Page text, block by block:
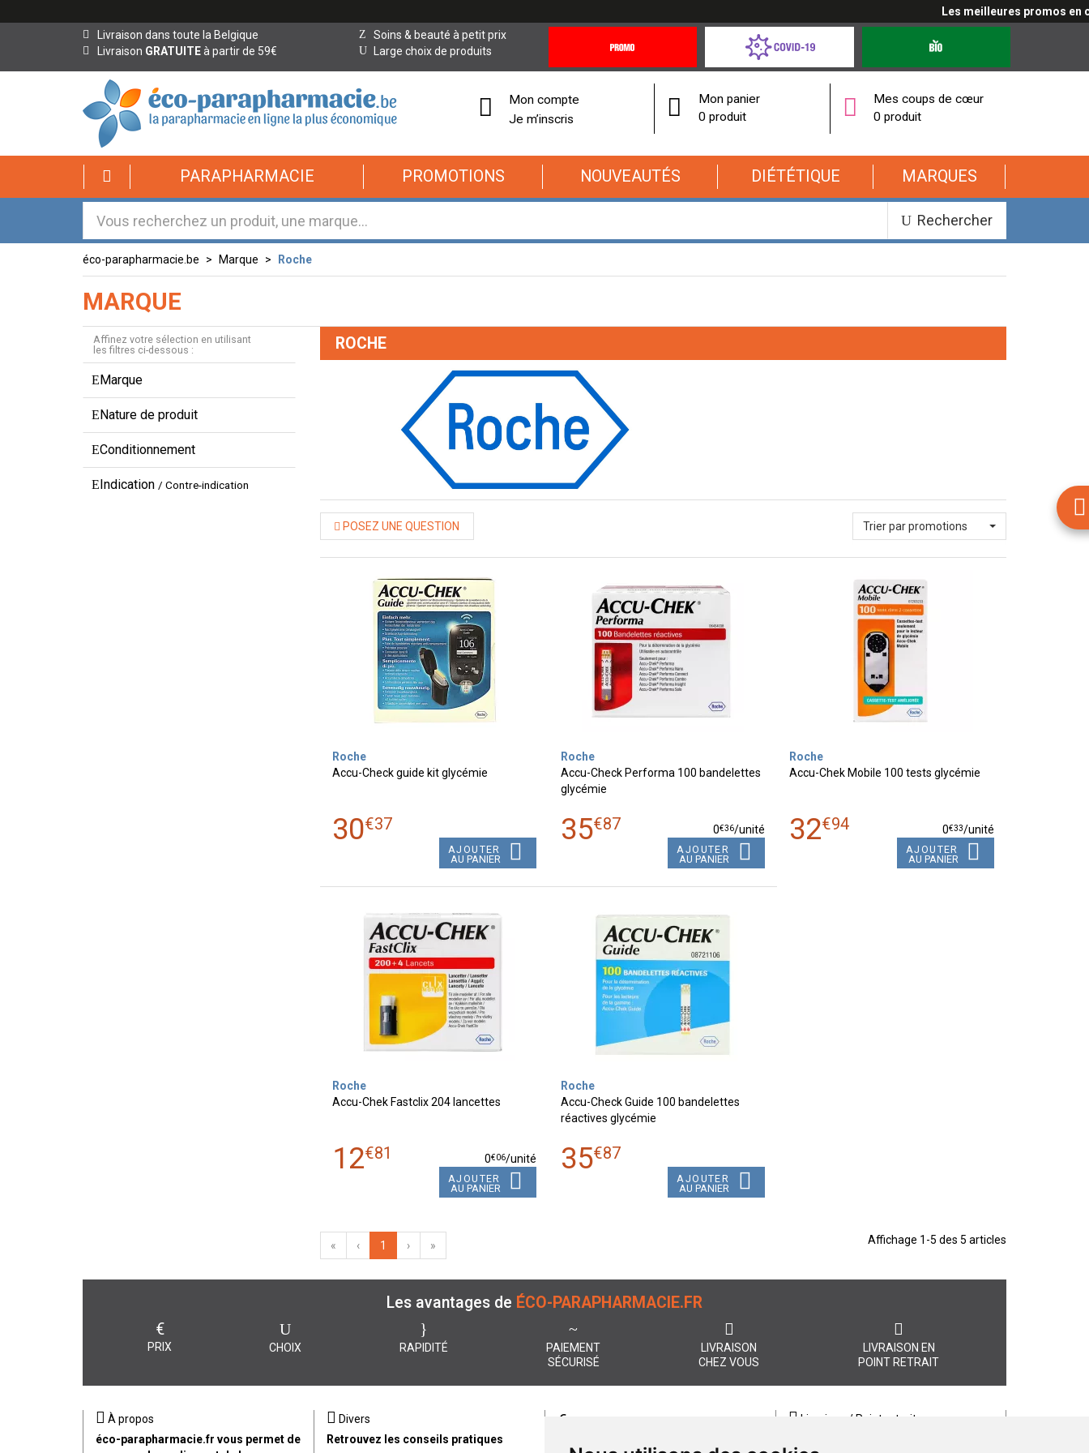
Les meilleures promos en
Livraison dans toute la Belgique
Livraison GRATUITEà partir de 59€
Soins & beauté à petit prix
Large choix de produits
Offres
Coronavirus
éco-
parapharmacie.fr
éco-
parapharmacie.fr
Mon compte
Je m’inscris
Mon panier
0 produit
Mes coups de cœur
0 produit
PARAPHARMACIE PROMOTIONS NOUVEAUTÉS DIÉTÉTIQUE MARQUES
Rechercher
éco-parapharmacie.be Marque Roche
MARQUE
Affinez votre sélection en utilisant
les filtres ci-dessous :
Marque
Nature de produit
Conditionnement
Indication / Contre-indication
ROCHE
POSEZ UNE QUESTION Trier par promotions
Roche
Accu-Check guide kit glycémie
30€37
AJOUTER
AU PANIER
Roche
Accu-Check Performa 100 bandelettes
glycémie
35€87 0€36/unité
AJOUTER
AU PANIER
Roche
Accu-Chek Mobile 100 tests glycémie
32€94 0€33/unité
AJOUTER
AU PANIER
Roche
Accu-Chek Fastclix 204 lancettes
12€81 0€06/unité
AJOUTER
AU PANIER
Roche
Accu-Check Guide 100 bandelettes
réactives glycémie
35€87
AJOUTER
AU PANIER
« ‹ 1 › » Affichage 1-5 des 5 articles
Les avantages de ÉCO-PARAPHARMACIE.FR
€
PRIX CHOIX RAPIDITÉ
PAIEMENT
SÉCURISÉ
LIVRAISON
CHEZ VOUS
LIVRAISON EN
POINT RETRAIT
À propos
éco-parapharmacie.fr vous permet de
Divers
Retrouvez les conseils pratiques
€
éco-parapharmacie.fr offre un
Livraison / Point retrait